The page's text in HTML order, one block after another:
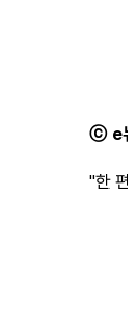
ⓒ e
"한